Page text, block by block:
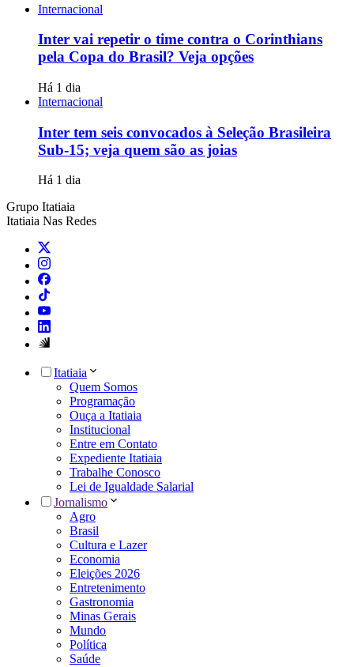
Internacional
Inter vai repetir o time contra o Corinthians
pela Copa do Brasil? Veja opções
Há 1 dia
Internacional
Inter tem seis convocados à Seleção Brasileira
Sub-15; veja quem são as joias
Há 1 dia
Grupo Itatiaia
Itatiaia Nas Redes
Itatiaia
Quem Somos
Programação
Ouça a Itatiaia
Institucional
Entre em Contato
Expediente Itatiaia
Trabalhe Conosco
Lei de Igualdade Salarial
Jornalismo
Agro
Brasil
Cultura e Lazer
Economia
Eleições 2026
Entretenimento
Gastronomia
Minas Gerais
Mundo
Política
Saúde